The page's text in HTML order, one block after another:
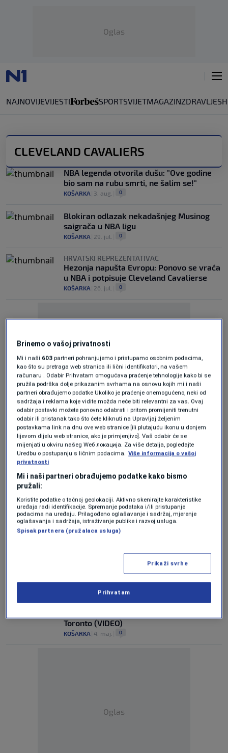
Oglas
NAJNOVIJEVIJESTI SPORTSVIJETMAGAZINZDRAVLJE
CLEVELAND CAVALIERS
NBA legenda otvorila dušu: "Ove godine
bio sam na rubu smrti, ne šalim se!"
KOŠARKA 3. aug. 0
Blokiran odlazak nekadašnjeg Musinog
saigrača u NBA ligu
KOŠARKA 29. jul. 0
HRVATSKI REPREZENTATIVAC
Hezonja napušta Evropu: Ponovo se vraća
u NBA i potpisuje Cleveland Cavalierse
KOŠARKA 26. jul. 0
Oglas
ŠOKANTNE VIJESTI
Uhapšena NBA zvijezda, Amerikanci otkrili
i razlog
York "pomeo" Cleveland (VIDEO)
KOŠARKA|26. maj.| 0
NAJBOLJI PRED ISPADANJEM
Detroitu: Mobley slomio Pistonse nakon
ODLIČNA PARTIJA
Imamo sve učenike konferencijskih
Toronto (VIDEO)
KOŠARKA 4. maj. 0
Oglas
Brinemo o vašoj privatnosti
Mi i naši 603 partneri pohranjujemo i pristupamo osobnim podacima,
kao što su pretraga web stranica ili lični identifikatori, na vašem
računaru . Odabir Prihvatam omogućava praćenje tehnologije kako bi se
pružila podrška dolje prikazanim svrhama na osnovu kojih mi i naši
partneri obrađujemo podatke Ukoliko je praćenje onemogućeno, neki od
sadržaja i reklama koje vidite možda neće biti relevantni za vas. Ovaj
odabir postavki možete ponovno odabrati i pritom promijeniti trenutni
odabir ili pristanak tako što ćete kliknuti na Upravljaj željenim
postavkama link na dnu ove web stranice [ili plutajuću ikonu u donjem
lijevom dijelu web stranice, ako je primjenjivo]. Vaš odabir će se
mijenjati u okviru našeg Wеб локација. Za više detalja, pogledajte
Uredbu o postupanju s ličnim podacima. Više informacija o vašoj
privatnosti
Mi i naši partneri obrađujemo podatke kako bismo
pružali:
Koristite podatke o tačnoj geolokaciji. Aktivno skenirajte karakteristike
uređaja radi identifikacije. Spremanje podataka i/ili pristupanje
podacima na uređaju. Prilagođeno oglašavanje i sadržaj, mjerenje
oglašavanja i sadržaja, istraživanje publike i razvoj usluga.
Spisak partnera (pružalaca usluga)
Prikaži svrhe
Prihvatam